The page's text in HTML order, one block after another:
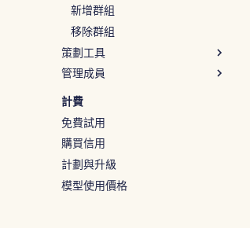
新增群組
移除群組
策劃工具
系統工具
分配標籤
管理成員
新增成員
導入文件
邀請成員
編輯成員
計費
免費試用
購買信用
計劃與升級
模型使用價格